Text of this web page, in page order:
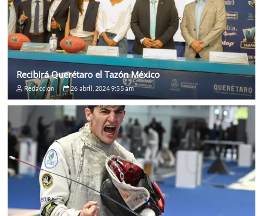
Recibirá Querétaro el Tazón México
Redaccion 26 abril, 2024 9:55 am